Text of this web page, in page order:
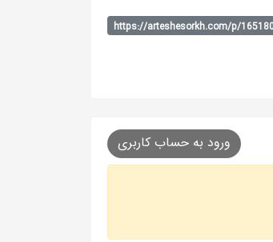
ورود به حساب کاربری